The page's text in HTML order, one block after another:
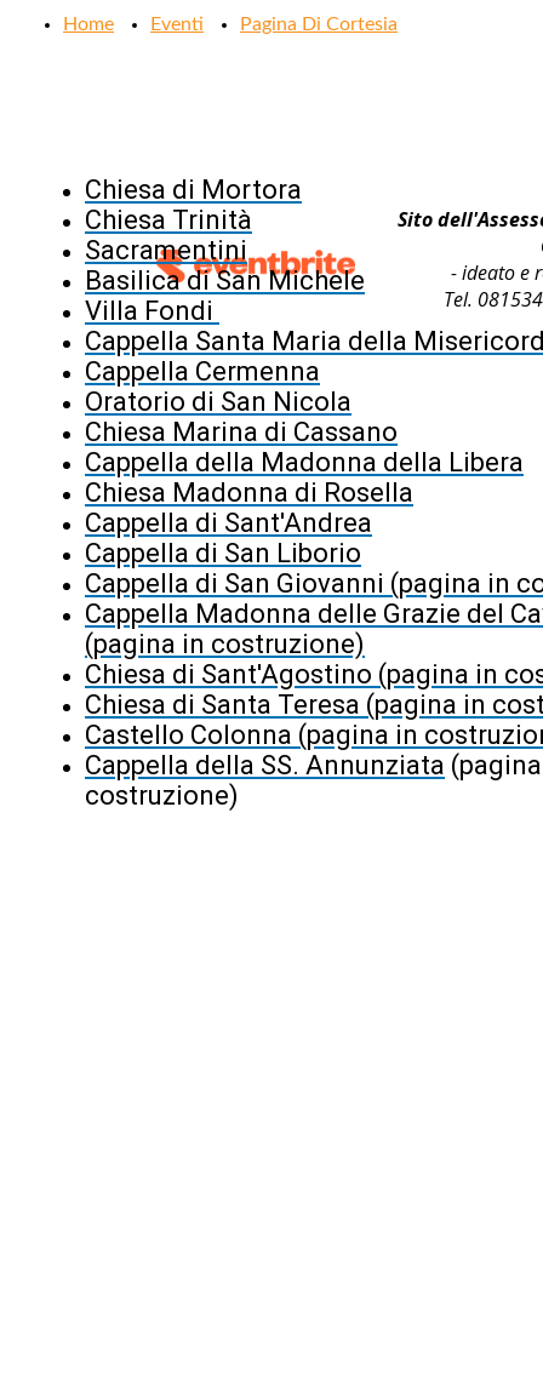
Home Eventi Pagina Di Cortesia
Chiesa di Mortora
Chiesa Trinità
Sacramentini
Basilica di San Michele
Villa Fondi
Cappella Santa Maria della
Cappella Cermenna
Oratorio di San Nicola
Chiesa Marina di Cassano
Cappella della Madonna della Libera
Chiesa Madonna di Rosella
Cappella di Sant'Andrea
Cappella di San Liborio
Cappella di San Giovanni (pagina in
Cappella Madonna delle Grazie del
(pagina in costruzione)
Chiesa di Sant'Agostino (pagina in
Chiesa di Santa Teresa (pagina in
Castello Colonna (pagina in
Cappella della SS. Annunziata
costruzione)
Sito
- ideato e
Tel.